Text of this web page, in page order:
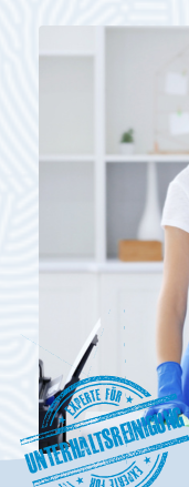
Unterhaltsreinigung